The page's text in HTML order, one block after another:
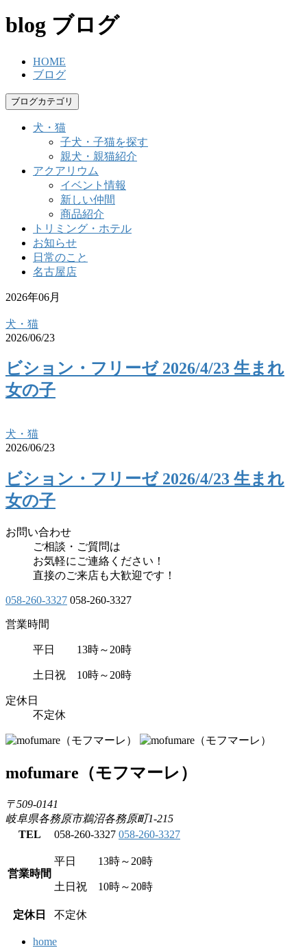
blog ブログ
HOME
ブログ
ブログカテゴリ
犬・猫
子犬・子猫を探す
親犬・親猫紹介
アクアリウム
イベント情報
新しい仲間
商品紹介
トリミング・ホテル
お知らせ
日常のこと
名古屋店
2026年06月
犬・猫
2026/06/23
ビション・フリーゼ 2026/4/23 生まれ
女の子
犬・猫
2026/06/23
ビション・フリーゼ 2026/4/23 生まれ
女の子
お問い合わせ
ご相談・ご質問は
お気軽にご連絡ください！
直接のご来店も大歓迎です！
058-260-3327 058-260-3327
営業時間
平日 13時～20時
土日祝 10時～20時
定休日
不定休
mofumare （モフマーレ）
〒509-0141
岐阜県各務原市鵜沼各務原町1-215
TEL
058-260-3327 058-260-3327
営業時間
平日 13時～20時
土日祝 10時～20時
定休日 不定休
home